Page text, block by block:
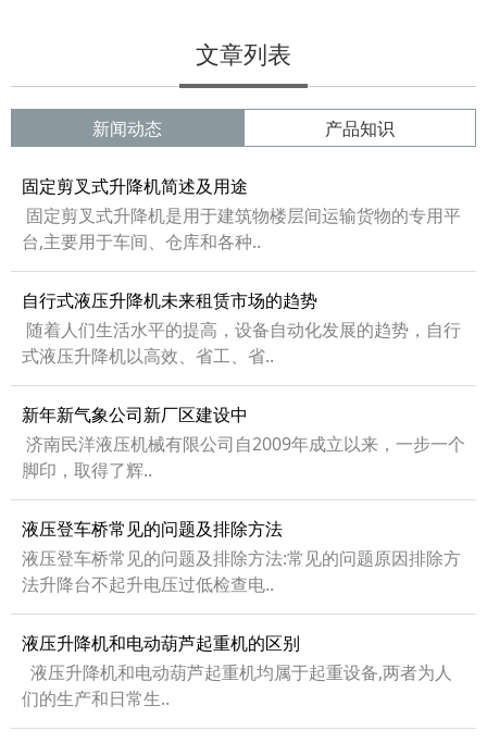
文章列表
新闻动态 产品知识
固定剪叉式升降机简述及用途
固定剪叉式升降机是用于建筑物楼层间运输货物的专用平
台,主要用于车间、仓库和各种..
自行式液压升降机未来租赁市场的趋势
随着人们生活水平的提高，设备自动化发展的趋势，自行
式液压升降机以高效、省工、省..
新年新气象公司新厂区建设中
济南民洋液压机械有限公司自2009年成立以来，一步一个
脚印，取得了辉..
液压登车桥常见的问题及排除方法
液压登车桥常见的问题及排除方法:常见的问题原因排除方
法升降台不起升电压过低检查电..
液压升降机和电动葫芦起重机的区别
液压升降机和电动葫芦起重机均属于起重设备,两者为人
们的生产和日常生..